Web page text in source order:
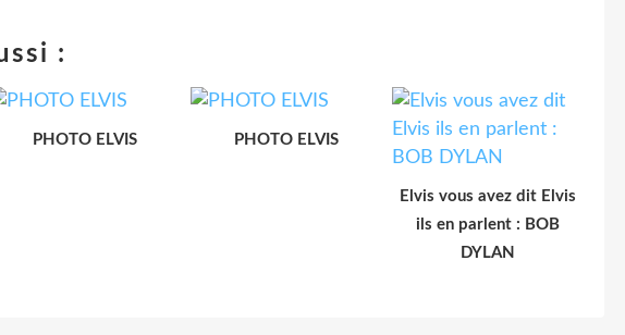
:
PHOTO ELVIS PHOTO ELVIS
Elvis vous avez dit Elvis
ils en parlent : BOB
DYLAN